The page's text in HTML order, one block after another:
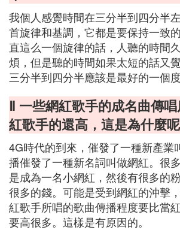
我個人感覺時間在三分半到四分半
首旋律和基調，它都是要保持一致
直這么一個旋律的話，人聽的時間
煩，但是聽的時間如果太短的話又
三分半到四分半應該是最好的一個度
Ⅱ 一些網紅歌手的成名曲傳
紅歌手的還高，這是為什麼呢
4G時代的到來，催發了一種新產業
播催發了一種新名詞叫做網紅。很
是成為一名小網紅，然後有很多的
很多的錢。可能是受到網紅的沖擊
紅歌手所唱的歌曲傳播程度要比當
要高很多。這樣是有原因的。